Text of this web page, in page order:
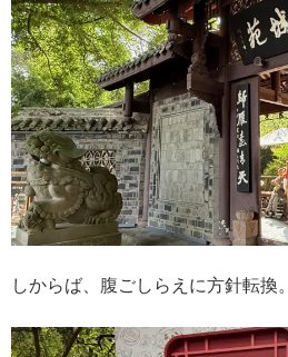
しからば、腹ごしらえに方針転換。